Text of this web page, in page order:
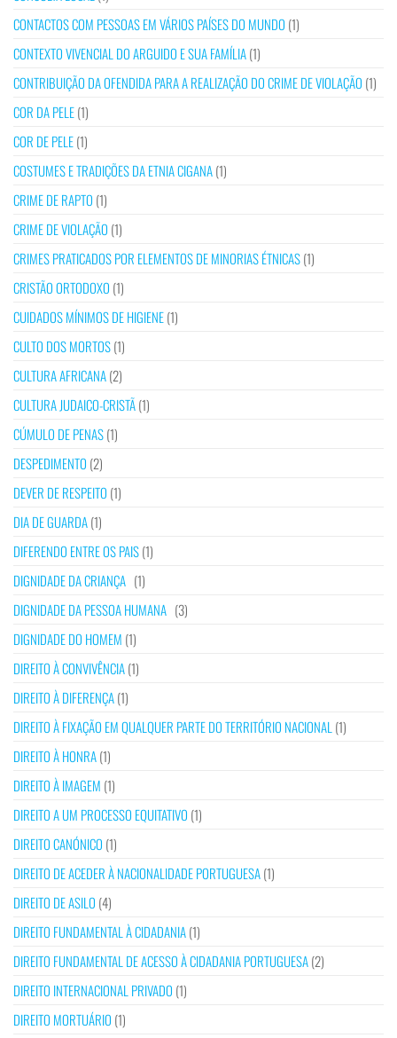
CONTACTOS COM PESSOAS EM VÁRIOS PAÍSES DO MUNDO (1)
CONTEXTO VIVENCIAL DO ARGUIDO E SUA FAMÍLIA(1)
CONTRIBUIÇÃO DA OFENDIDA PARA A REALIZAÇÃO DO CRIME DE VIOLAÇÃO (1)
COR DA PELE(1)
COR DE PELE(1)
COSTUMES E TRADIÇÕES DA ETNIA CIGANA(1)
CRIME DE RAPTO (1)
CRIME DE VIOLAÇÃO (1)
CRIMES PRATICADOS POR ELEMENTOS DE MINORIAS ÉTNICAS(1)
CRISTÃO ORTODOXO (1)
CUIDADOS MÍNIMOS DE HIGIENE(1)
CULTO DOS MORTOS(1)
CULTURA AFRICANA(2)
CULTURA JUDAICO-CRISTÃ(1)
CÚMULO DE PENAS(1)
DESPEDIMENTO (2)
DEVER DE RESPEITO (1)
DIA DE GUARDA(1)
DIFERENDO ENTRE OS PAIS(1)
DIGNIDADE DA CRIANÇA (1)
DIGNIDADE DA PESSOA HUMANA (3)
DIGNIDADE DO HOMEM (1)
DIREITO À CONVIVÊNCIA(1)
DIREITO À DIFERENÇA(1)
DIREITO À FIXAÇÃO EM QUALQUER PARTE DO TERRITÓRIO NACIONAL (1)
DIREITO À HONRA(1)
DIREITO À IMAGEM (1)
DIREITO A UM PROCESSO EQUITATIVO (1)
DIREITO CANÓNICO (1)
DIREITO DE ACEDER À NACIONALIDADE PORTUGUESA(1)
DIREITO DE ASILO (4)
DIREITO FUNDAMENTAL À CIDADANIA(1)
DIREITO FUNDAMENTAL DE ACESSO À CIDADANIA PORTUGUESA(2)
DIREITO INTERNACIONAL PRIVADO (1)
DIREITO MORTUÁRIO (1)